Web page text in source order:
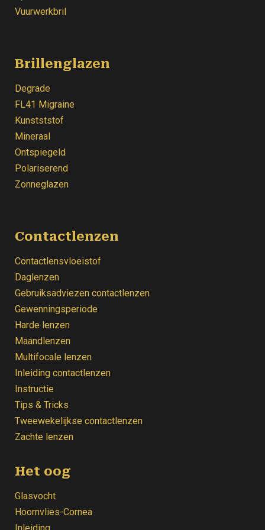
Vuurwerkbril
Brillenglazen
Degrade
FL41 Migraine
Kunstststof
Mineraal
Ontspiegeld
Polariserend
Zonneglazen
Contactlenzen
Contactlensvloeistof
Daglenzen
Gebruiksadviezen contactlenzen
Gewenningsperiode
Harde lenzen
Maandlenzen
Multifocale lenzen
Inleiding contactlenzen
Instructie
Tips & Tricks
Tweewekelijkse contactlenzen
Zachte lenzen
Het oog
Glasvocht
Hoornvlies-Cornea